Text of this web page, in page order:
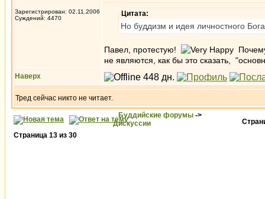
Зарегистрирован: 02.11.2006
Суждений: 4470
Цитата:
Но буддизм и идея личностного
Павел, протестую!
не являются, как бы это сказать,
Наверх
Тред сейчас никто не читает.
Буддийские форумы ->
Дискуссии
Страница 13 из 30